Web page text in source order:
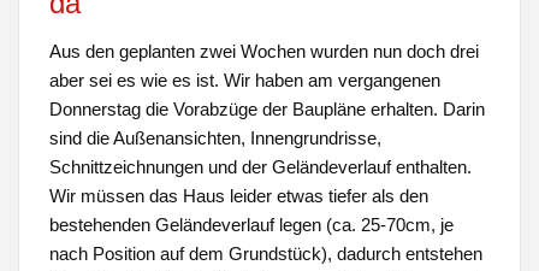
Aus den geplanten zwei Wochen wurden nun doch drei
aber sei es wie es ist. Wir haben am vergangenen
Donnerstag die Vorabzüge der Baupläne erhalten. Darin
sind die Außenansichten, Innengrundrisse,
Schnittzeichnungen und der Geländeverlauf enthalten.
Wir müssen das Haus leider etwas tiefer als den
bestehenden Geländeverlauf legen (ca. 25-70cm, je
nach Position auf dem Grundstück), dadurch entstehen